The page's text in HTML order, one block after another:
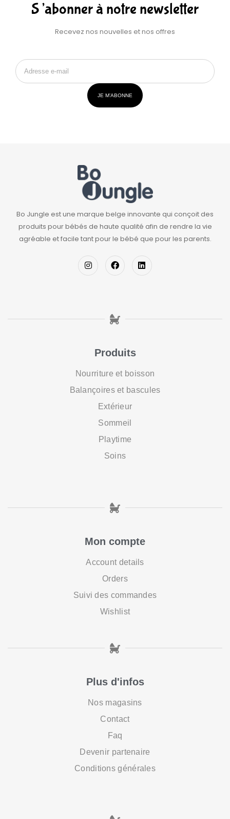
S’abonner à notre newsletter
Recevez nos nouvelles et nos offres
JE M’ABONNE
Bo Jungle est une marque belge innovante qui conçoit des
produits pour bébés de haute qualité afin de rendre la vie
agréable et facile tant pour le bébé que pour les parents.
Produits
Nourriture et boisson
Balançoires et bascules
Extérieur
Sommeil
Playtime
Soins
Mon compte
Account details
Orders
Suivi des commandes
Wishlist
Plus d'infos
Nos magasins
Contact
Faq
Devenir partenaire
Conditions générales